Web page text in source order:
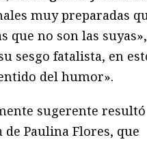
muy preparadas
que no son las
sesgo fatalista, en
del humor».
sugerente resultó
Paulina Flores, que